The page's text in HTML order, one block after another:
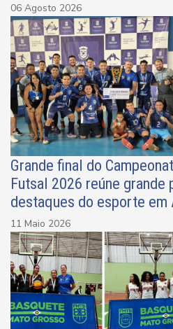
06 Agosto 2026
Grande final do
Futsal 2026 reúne
destaques do esporte em
11 Maio 2026